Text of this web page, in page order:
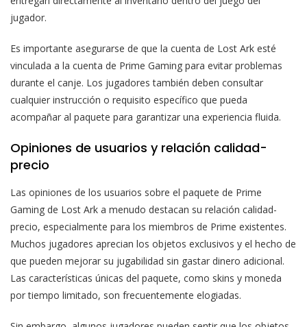
jugador.
Es importante asegurarse de que la cuenta de Lost Ark esté
vinculada a la cuenta de Prime Gaming para evitar problemas
durante el canje. Los jugadores también deben consultar
cualquier instrucción o requisito específico que pueda
acompañar al paquete para garantizar una experiencia fluida.
Opiniones de usuarios y relación calidad-
precio
Las opiniones de los usuarios sobre el paquete de Prime
Gaming de Lost Ark a menudo destacan su relación calidad-
precio, especialmente para los miembros de Prime existentes.
Muchos jugadores aprecian los objetos exclusivos y el hecho de
que pueden mejorar su jugabilidad sin gastar dinero adicional.
Las características únicas del paquete, como skins y moneda
por tiempo limitado, son frecuentemente elogiadas.